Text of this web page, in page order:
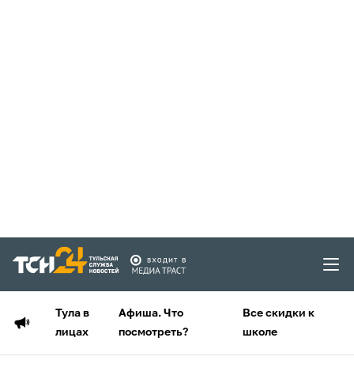
Тула в
лицах
Афиша. Что
посмотреть?
Все скидки к
школе